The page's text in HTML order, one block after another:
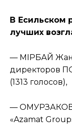
В Есильском
лучших
— ӨМІРБАЙ
директоров
(1313 голосов),
— ОМУРЗАКОВ
«Azamat